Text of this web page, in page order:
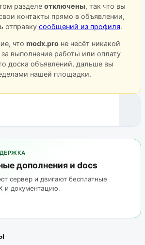
разделе отключены, так что вы
контакты прямо в объявлении,
отправку сообщений из профиля.
что modx.proне несёт никакой
за выполнение работы или оплату
доска объявлений, дальше вы
нашей площадки.
дополнения и docs
сервер и двигают бесплатные
и документацию.